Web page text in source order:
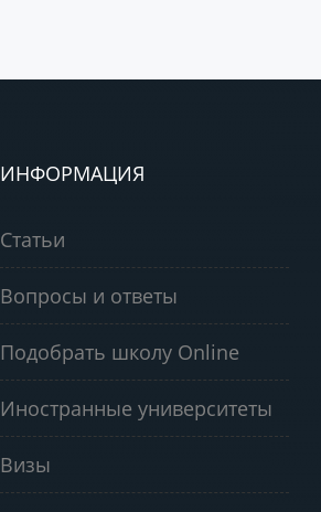
ИНФОРМАЦИЯ
Статьи
Вопросы и ответы
Подобрать школу Online
Иностранные университеты
Визы